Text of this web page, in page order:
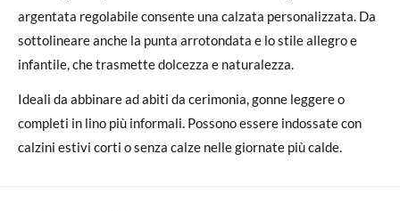
argentata regolabile consente una calzata personalizzata. Da
sottolineare anche la punta arrotondata e lo stile allegro e
infantile, che trasmette dolcezza e naturalezza.
Ideali da abbinare ad abiti da cerimonia, gonne leggere o
completi in lino più informali. Possono essere indossate con
calzini estivi corti o senza calze nelle giornate più calde.